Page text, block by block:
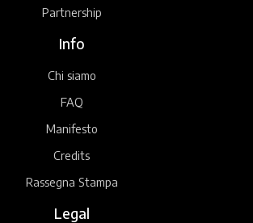
Partnership
Info
Chi siamo
FAQ
Manifesto
Credits
Rassegna Stampa
Legal